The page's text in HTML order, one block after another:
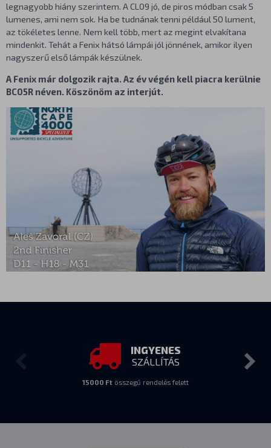
legnagyobb hiány szerintem. A CL09 jó, de piros módban csak 5
lumenes, ami nem sok. Ha be tudnának tenni például 50 lument,
az tökéletes lenne. Nem kell több, mert az megint elvakítana
mindenkit. Tehát a Fenix hátsó lámpái jól jönnének, amikor ilyen
nagyszerű első lámpák készülnek.
A Fenix már dolgozik rajta. Az év végén kell piacra kerülnie
BC05R néven. Köszönöm az interjút.
INGYENES
SZÁLLÍTÁS
15000 Ft összegű rendelés felett